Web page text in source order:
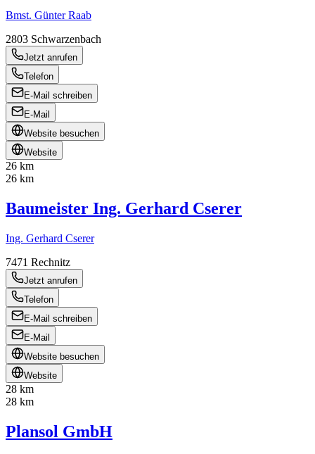
Bmst. Günter Raab
2803 Schwarzenbach
Jetzt anrufen
Telefon
E-Mail schreiben
E-Mail
Website besuchen
Website
26 km
26 km
Baumeister Ing. Gerhard Cserer
Ing. Gerhard Cserer
7471 Rechnitz
Jetzt anrufen
Telefon
E-Mail schreiben
E-Mail
Website besuchen
Website
28 km
28 km
Plansol GmbH